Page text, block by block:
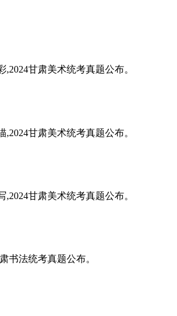
甘肃美术统考真题公布。
甘肃美术统考真题公布。
甘肃美术统考真题公布。
书法统考真题公布。